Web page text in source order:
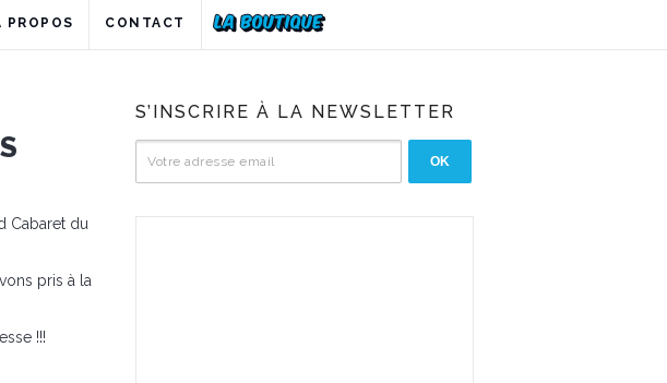
PROPOS CONTACT
Cabaret du
pris à la
!!!
S’INSCRIRE À LA NEWSLETTER